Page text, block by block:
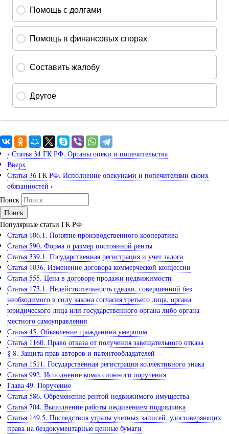
‹ Статья 34 ГК РФ. Органы опеки и попечительства
Вверх
Статья 36 ГК РФ. Исполнение опекунами и попечителями своих
обязанностей ›
Поиск
Популярные статьи ГК РФ
Статья 106.1. Понятие производственного кооператива
Статья 590. Форма и размер постоянной ренты
Статья 339.1. Государственная регистрация и учет залога
Статья 1036. Изменение договора коммерческой концессии
Статья 555. Цена в договоре продажи недвижимости
Статья 173.1. Недействительность сделки, совершенной без
необходимого в силу закона согласия третьего лица, органа
юридического лица или государственного органа либо органа
местного самоуправления
Статья 45. Объявление гражданина умершим
Статья 1160. Право отказа от получения завещательного отказа
§ 8. Защита прав авторов и патентообладателей
Статья 1511. Государственная регистрация коллективного знака
Статья 992. Исполнение комиссионного поручения
Глава 49. Поручение
Статья 586. Обременение рентой недвижимого имущества
Статья 704. Выполнение работы иждивением подрядчика
Статья 149.5. Последствия утраты учетных записей, удостоверяющих
права на бездокументарные ценные бумаги